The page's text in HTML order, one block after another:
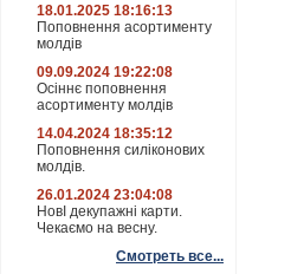
18.01.2025 18:16:13
Поповнення асортименту
молдів
09.09.2024 19:22:08
Осіннє поповнення
асортименту молдів
14.04.2024 18:35:12
Поповнення силіконових
молдів.
26.01.2024 23:04:08
НовІ декупажні карти.
Чекаємо на весну.
Смотреть все...